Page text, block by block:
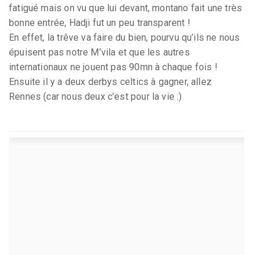
fatigué mais on vu que lui devant, montano fait une très
bonne entrée, Hadji fut un peu transparent !
En effet, la trêve va faire du bien, pourvu qu’ils ne nous
épuisent pas notre M’vila et que les autres
internationaux ne jouent pas 90mn à chaque fois !
Ensuite il y a deux derbys celtics à gagner, allez
Rennes (car nous deux c’est pour la vie :)